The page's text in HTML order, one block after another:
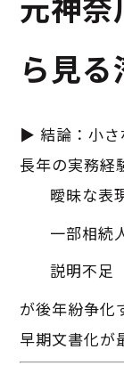
ら見
▶ 結論：小さ
長年の実務経
曖昧な表
一部相続
説明不足
が後年紛争化
早期文書化が